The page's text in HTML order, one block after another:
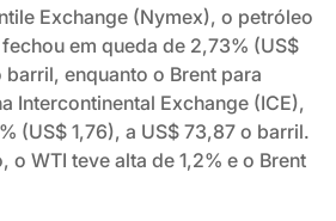
Exchange (Nymex), o petróleo
em queda de 2,73% (US$
enquanto o Brent para
Intercontinental Exchange (ICE),
(US$ 1,76), a US$ 73,87 o barril.
o WTI teve alta de 1,2% e o Brent